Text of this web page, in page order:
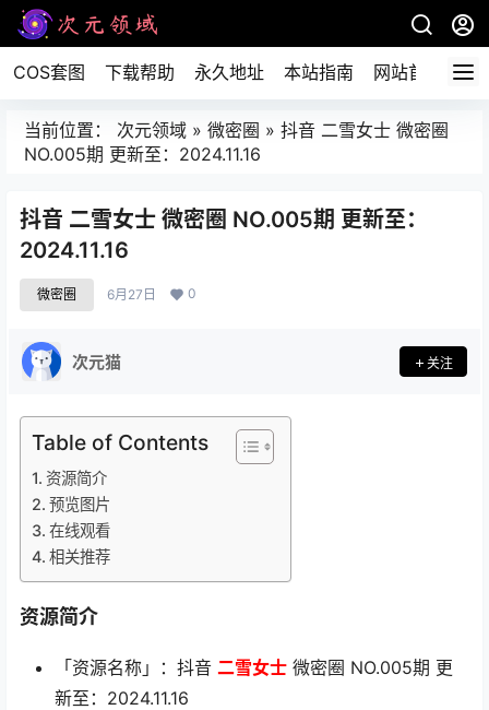
COS套图 下载帮助 永久地址 本站指南 网站首页
当前位置： 次元领域 » 微密圈 » 抖音 二雪女士 微密圈
NO.005期 更新至：2024.11.16
抖音 二雪女士 微密圈 NO.005期 更新至：
2024.11.16
微密圈 6月27日 0
次元猫 关注
Table of Contents
资源简介
预览图片
在线观看
相关推荐
资源简介
「资源名称」：抖音 二雪女士 微密圈 NO.005期 更
新至：2024.11.16